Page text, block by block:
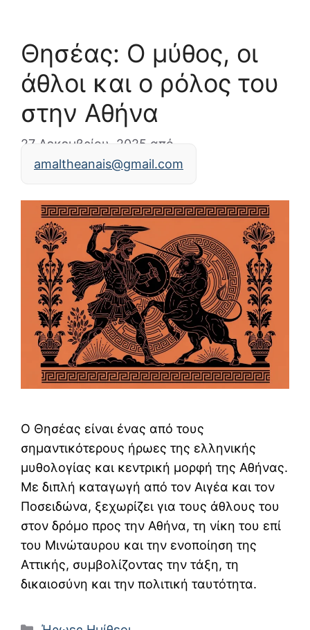
Θησέας: Ο μύθος, οι
άθλοι και ο ρόλος του
στην Αθήνα
27 Δεκεμβρίου, 2025 από
amaltheanais@gmail.com
Ο Θησέας είναι ένας από τους
σημαντικότερους ήρωες της ελληνικής
μυθολογίας και κεντρική μορφή της Αθήνας.
Με διπλή καταγωγή από τον Αιγέα και τον
Ποσειδώνα, ξεχωρίζει για τους άθλους του
στον δρόμο προς την Αθήνα, τη νίκη του επί
του Μινώταυρου και την ενοποίηση της
Αττικής, συμβολίζοντας την τάξη, τη
δικαιοσύνη και την πολιτική ταυτότητα.